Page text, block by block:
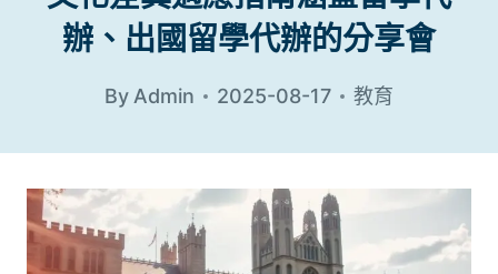
辦、出國留學代辦的分享會
By Admin 2025-08-17 教育